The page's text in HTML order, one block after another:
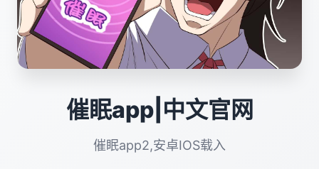
催眠app|中文官网
催眠app2,安卓IOS载入